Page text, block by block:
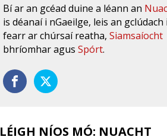
Bí ar an gcéad duine a léann an
is déanaí i nGaeilge, leis an gclúdach
fearr ar chúrsaí reatha,Siamsaíocht
bhríomhar agusSpórt.
LÉIGH NÍOS MÓ: NUACHT